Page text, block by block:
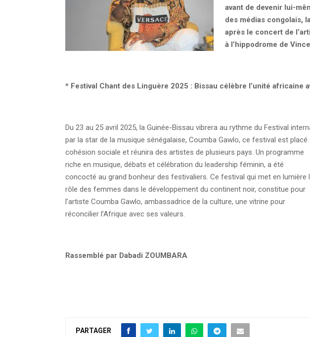
avant de devenir lui-
des médias congolais,
après le concert de
à l’hippodrome de
* Festival Chant des Linguère 2025 : Bissau célèbre l’unité africaine
Du 23 au 25 avril 2025, la Guinée-Bissau vibrera au rythme du Festival
par la star de la musique sénégalaise, Coumba Gawlo, ce festival est
cohésion sociale et réunira des artistes de plusieurs pays. Un programme
riche en musique, débats et célébration du leadership féminin, a été
concocté au grand bonheur des festivaliers. Ce festival qui met en lumière
rôle des femmes dans le développement du continent noir, constitue pour
l’artiste Coumba Gawlo, ambassadrice de la culture, une vitrine pour
réconcilier l’Afrique avec ses valeurs.
Rassemblé par Dabadi ZOUMBARA
PARTAGER